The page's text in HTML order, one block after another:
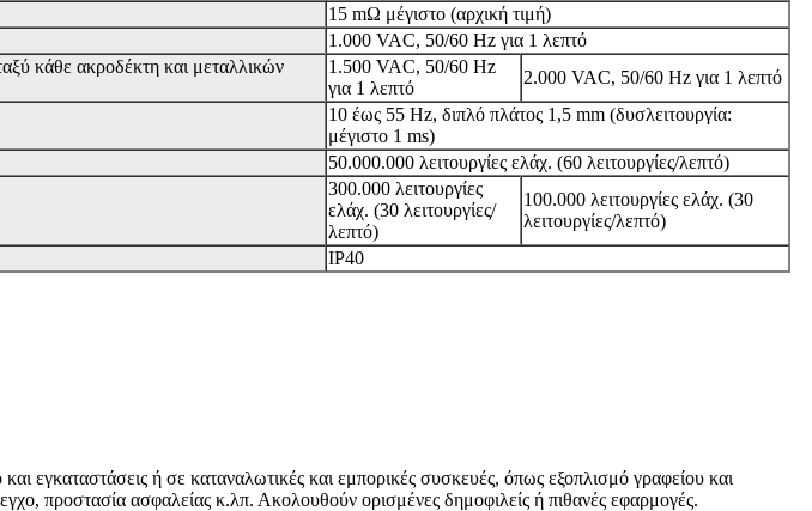
15 mΩ μέγιστο (αρχική τιμή)
1.000 VAC, 50/60 Hz για 1 λεπτό
κάθε ακροδέκτη και μεταλλικών
1.500 VAC, 50/60 Hz
για 1 λεπτό
2.000 VAC, 50/60 Hz για 1 λεπτό
10 έως 55 Hz, διπλό πλάτος 1,5 mm (δυσλειτουργία:
μέγιστο 1 ms)
50.000.000 λειτουργίες ελάχ. (60 λειτουργίες/λεπτό)
300.000 λειτουργίες
ελάχ. (30 λειτουργίες/
λεπτό)
100.000 λειτουργίες ελάχ. (30
λειτουργίες/λεπτό)
IP40
εγκαταστάσεις ή σε καταναλωτικές και εμπορικές συσκευές, όπως εξοπλισμό γραφείου και
προστασία ασφαλείας κ.λπ. Ακολουθούν ορισμένες δημοφιλείς ή πιθανές εφαρμογές.